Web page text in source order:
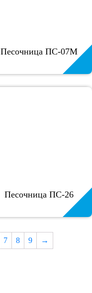
Песочница ПС-07М
Песочница ПС-26
7 8 9 →